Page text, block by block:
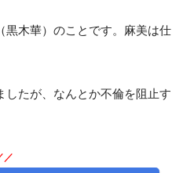
黒木華）のことです。麻美は仕
たが、なんとか不倫を阻止す
／